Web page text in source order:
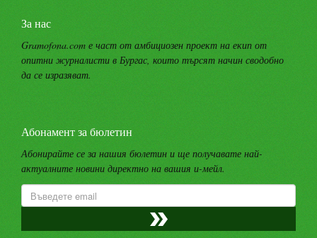
За нас
Gramofona.com е част от амбициозен проект на екип от
опитни журналисти в Бургас, които търсят начин сводобно
да се изразяват.
Абонамент за бюлетин
Абонирайте се за нашия бюлетин и ще получавате най-
актуалните новини директно на вашия и-мейл.